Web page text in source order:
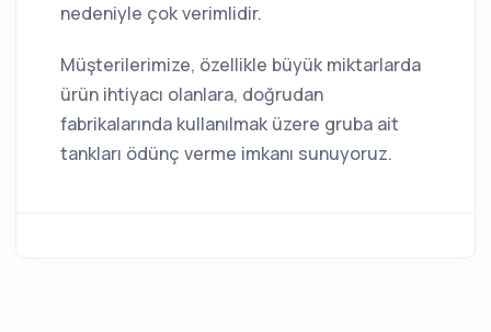
nedeniyle çok verimlidir.
Müşterilerimize, özellikle büyük miktarlarda
ürün ihtiyacı olanlara, doğrudan
fabrikalarında kullanılmak üzere gruba ait
tankları ödünç verme imkanı sunuyoruz.